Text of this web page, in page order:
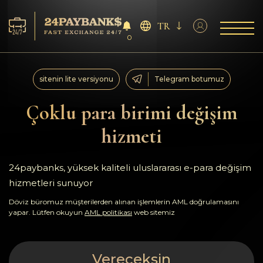
Servisler
Rezervler
Geri bildirimler
Kurallar
0
TR
Çoklu para birimi değişim
hizmeti
sitenin lite versiyonu Telegram botumuz
24paybanks, yüksek kaliteli uluslararası e-para değişim
hizmetleri sunuyor
Döviz büromuz müşterilerden alınan işlemlerin AML doğrulamasını
yapar. Lütfen okuyun AML politikası web sitemiz
Vereceksin